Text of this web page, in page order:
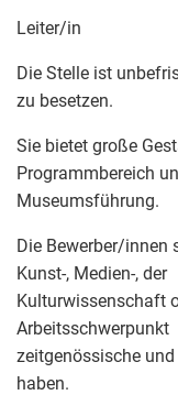
Leiter/in
Die Stelle ist
zu besetzen.
Sie bietet große
Programmbereich
Museumsführung.
Die Bewerber/innen
Kunst-, Medien-, der
Kulturwissenschaft
Arbeitsschwerpunkt
zeitgenössische
haben.